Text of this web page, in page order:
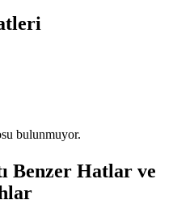
bulunmuyor.
Benzer Hatlar ve